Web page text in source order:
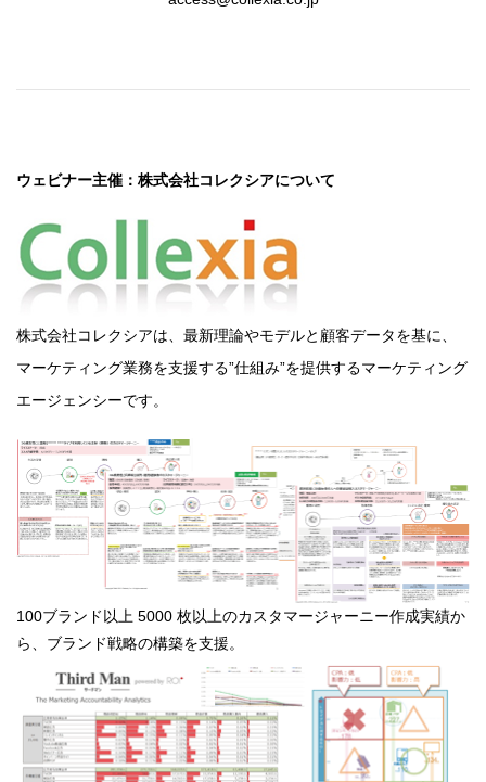
ウェビナー主催：株式会社コレクシアについて
株式会社コレクシアは、最新理論やモデルと顧客データを基に、
マーケティング業務を支援する”仕組み”を提供するマーケティング
エージェンシーです。
100ブランド以上 5000 枚以上のカスタマージャーニー作成実績か
ら、ブランド戦略の構築を支援。